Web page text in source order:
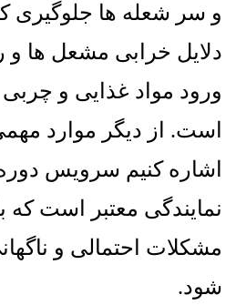
و سر شعله ها جلوگیری
دلایل خرابی مشعل ها و
ورود مواد غذایی و چربی
است. از دیگر موارد
اشاره کنیم سرویس
نمایندگی معتبر است که
مشکلات احتمالی و
شود.